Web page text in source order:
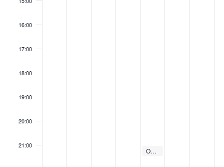
16:00
17:00
18:00
19:00
20:00
21:00
February 7, 2025
21:00
Omar Codazzi al Palais Saint Vincent